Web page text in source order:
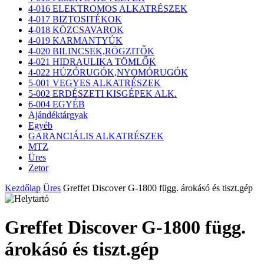
4-016 ELEKTROMOS ALKATRÉSZEK
4-017 BIZTOSITÉKOK
4-018 KÖZCSAVAROK
4-019 KARMANTYÚK
4-020 BILINCSEK,RÖGZITŐK
4-021 HIDRAULIKA TÖMLŐK
4-022 HÚZÓRUGÓK,NYOMÓRUGÓK
5-001 VEGYES ALKATRÉSZEK
5-002 ERDÉSZETI KISGÉPEK ALK.
6-004 EGYÉB
Ajándéktárgyak
Egyéb
GARANCIÁLIS ALKATRÉSZEK
MTZ
Üres
Zetor
Kezdőlap Üres Greffet Discover G-1800 függ. árokásó és tiszt.gép
Greffet Discover G-1800 függ.
árokásó és tiszt.gép